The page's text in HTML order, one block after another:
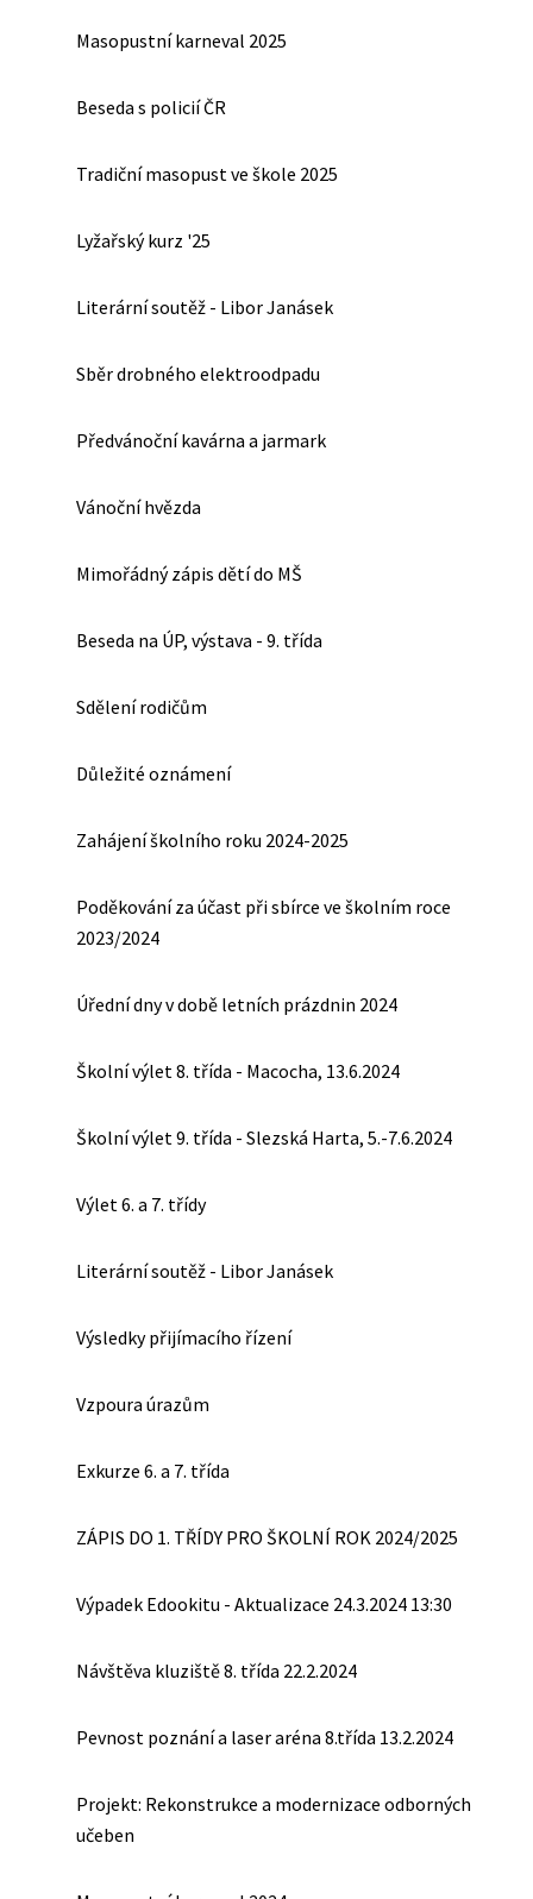
Masopustní karneval 2025
Beseda s policií ČR
Tradiční masopust ve škole 2025
Lyžařský kurz '25
Literární soutěž - Libor Janásek
Sběr drobného elektroodpadu
Předvánoční kavárna a jarmark
Vánoční hvězda
Mimořádný zápis dětí do MŠ
Beseda na ÚP, výstava - 9. třída
Sdělení rodičům
Důležité oznámení
Zahájení školního roku 2024-2025
Poděkování za účast při sbírce ve školním roce
2023/2024
Úřední dny v době letních prázdnin 2024
Školní výlet 8. třída - Macocha, 13.6.2024
Školní výlet 9. třída - Slezská Harta, 5.-7.6.2024
Výlet 6. a 7. třídy
Literární soutěž - Libor Janásek
Výsledky přijímacího řízení
Vzpoura úrazům
Exkurze 6. a 7. třída
ZÁPIS DO 1. TŘÍDY PRO ŠKOLNÍ ROK 2024/2025
Výpadek Edookitu - Aktualizace 24.3.2024 13:30
Návštěva kluziště 8. třída 22.2.2024
Pevnost poznání a laser aréna 8.třída 13.2.2024
Projekt: Rekonstrukce a modernizace odborných
učeben